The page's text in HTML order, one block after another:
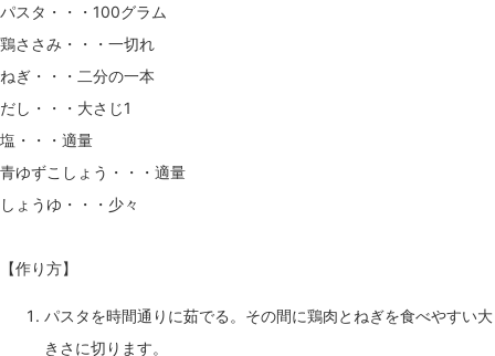
パスタ・・・100グラム
鶏ささみ・・・一切れ
ねぎ・・・二分の一本
だし・・・大さじ1
塩・・・適量
青ゆずこしょう・・・適量
しょうゆ・・・少々
【作り方】
パスタを時間通りに茹でる。その間に鶏肉とねぎを食べやすい大
きさに切ります。